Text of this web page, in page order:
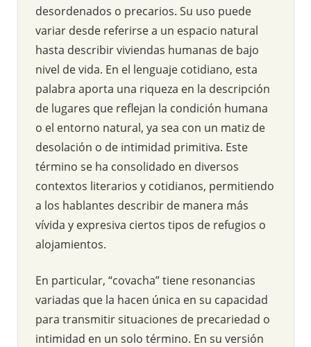
desordenados o precarios. Su uso puede
variar desde referirse a un espacio natural
hasta describir viviendas humanas de bajo
nivel de vida. En el lenguaje cotidiano, esta
palabra aporta una riqueza en la descripción
de lugares que reflejan la condición humana
o el entorno natural, ya sea con un matiz de
desolación o de intimidad primitiva. Este
término se ha consolidado en diversos
contextos literarios y cotidianos, permitiendo
a los hablantes describir de manera más
vívida y expresiva ciertos tipos de refugios o
alojamientos.
En particular, “covacha” tiene resonancias
variadas que la hacen única en su capacidad
para transmitir situaciones de precariedad o
intimidad en un solo término. En su versión